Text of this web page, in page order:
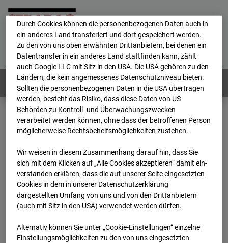
Home E-Mail Impressum
Login
Deutsch / English
Webcams: Alle Länder
Home
Deutschland
BC-186 - BV-Lübbenau Nordkopf
Archiv
2026
07 08 17:00
BC-186 - BV-Lübbenau
Nordkopf
Berliner Str. 30, 03222 Berlin
Durch Cookies können die personenbezogenen Daten auch in
ein anderes Land transferiert und dort gespeichert werden.
Zu den von uns oben erwähnten Drittanbietern, bei denen ein
Datentransfer in ein anderes Land stattfinden kann, zählt
auch Google LLC mit Sitz in den USA. Die USA gehören zu den
Ländern, die kein angemessenes Datenschutzniveau bieten.
Sollten die personenbezogenen Daten in die USA übertragen
werden, besteht das Risiko, dass diese Daten von US-
Behörden zu Kontroll- und Überwachungszwecken
verarbeitet werden können, ohne dass der betroffenen Person
möglicherweise Rechtsbehelfsmöglichkeiten zustehen.
Wir weisen in diesem Zusammenhang darauf hin, dass Sie
sich mit dem Klicken auf „Alle Cookies akzeptieren“ damit ein­
ver­standen erklären, dass die auf unserer Seite eingesetzten
Cookies in dem in unserer Datenschutzerklärung
dargestellten Umfang von uns und von den Drittanbietern
(auch mit Sitz in den USA) verwendet werden dürfen.
Alternativ können Sie unter „Cookie-Einstellungen“ einzelne
Einstellungsmöglichkeiten zu den von uns eingesetzten